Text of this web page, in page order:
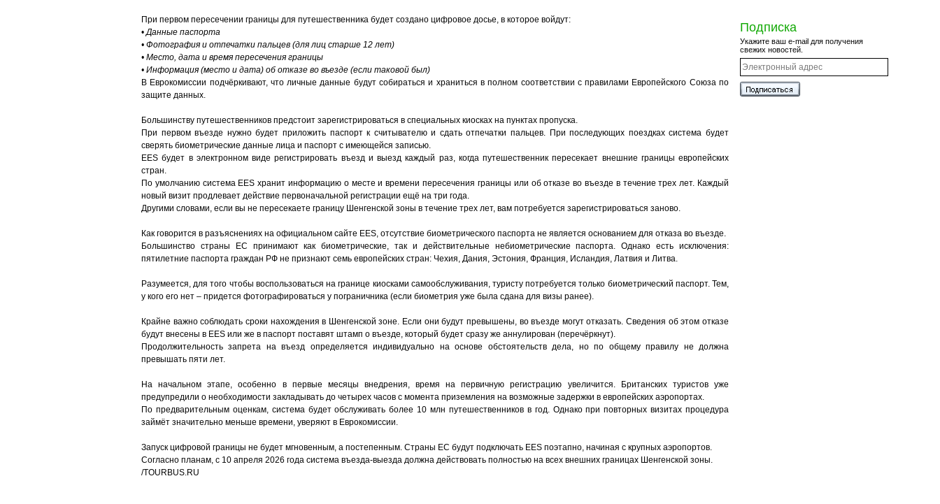
При первом пересечении границы для путешественника будет создано цифровое досье, в которое войдут:
•Данные паспорта
• Фотография и отпечатки пальцев (для лиц старше 12 лет)
• Место, дата и время пересечения границы
• Информация (место и дата) об отказе во въезде (если таковой был)
В Еврокомиссии подчёркивают, что личные данные будут собираться и храниться в полном соответствии с правилами Европейского Союза по
защите данных.
Большинству путешественников предстоит зарегистрироваться в специальных киосках на пунктах пропуска.
При первом въезде нужно будет приложить паспорт к считывателю и сдать отпечатки пальцев. При последующих поездках система будет
сверять биометрические данные лица и паспорт с имеющейся записью.
EES будет в электронном виде регистрировать въезд и выезд каждый раз, когда путешественник пересекает внешние границы европейских
стран.
По умолчанию система EES хранит информацию о месте и времени пересечения границы или об отказе во въезде в течение трех лет. Каждый
новый визит продлевает действие первоначальной регистрации ещё на три года.
Другими словами, если вы не пересекаете границу Шенгенской зоны в течение трех лет, вам потребуется зарегистрироваться заново.
Как говорится в разъяснениях на официальном сайте EES, отсутствие биометрического паспорта не является основанием для отказа во въезде.
Большинство страны ЕС принимают как биометрические, так и действительные небиометрические паспорта. Однако есть исключения:
пятилетние паспорта граждан РФ не признают семь европейских стран: Чехия, Дания, Эстония, Франция, Исландия, Латвия и Литва.
Разумеется, для того чтобы воспользоваться на границе киосками самообслуживания, туристу потребуется только биометрический паспорт. Тем,
у кого его нет – придется фотографироваться у пограничника (если биометрия уже была сдана для визы ранее).
Крайне важно соблюдать сроки нахождения в Шенгенской зоне. Если они будут превышены, во въезде могут отказать. Сведения об этом отказе
будут внесены в EES или же в паспорт поставят штамп о въезде, который будет сразу же аннулирован (перечёркнут).
Продолжительность запрета на въезд определяется индивидуально на основе обстоятельств дела, но по общему правилу не должна
превышать пяти лет.
На начальном этапе, особенно в первые месяцы внедрения, время на первичную регистрацию увеличится. Британских туристов уже
предупредили о необходимости закладывать до четырех часов с момента приземления на возможные задержки в европейских аэропортах.
По предварительным оценкам, система будет обслуживать более 10 млн путешественников в год. Однако при повторных визитах процедура
займёт значительно меньше времени, уверяют в Еврокомиссии.
Запуск цифровой границы не будет мгновенным, а постепенным. Страны ЕС будут подключать EES поэтапно, начиная с крупных аэропортов.
Согласно планам, c 10 апреля 2026 года система въезда-выезда должна действовать полностью на всех внешних границах Шенгенской зоны.
/TOURBUS.RU
Подписка
Укажите ваш e-mail для получения
свежих новостей.